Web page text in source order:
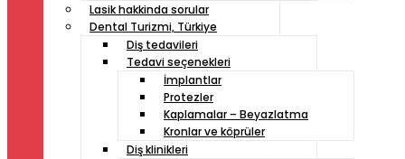
Lasik hakkinda sorular
Dental Turizmi, Türkiye
Diş tedavileri
Tedavi seçenekleri
İmplantlar
Protezler
Kaplamalar – Beyazlatma
Kronlar ve köprüler
Diş klinikleri